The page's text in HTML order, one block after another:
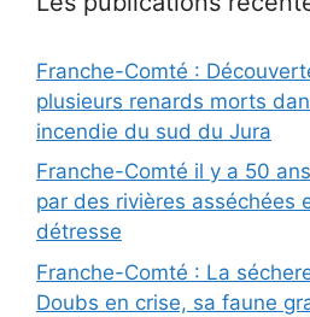
Franche-Comté :
plusieurs renards morts
incendie du sud du Jura
Franche-Comté il y a 50
par des rivières asséchées
détresse
Franche-Comté : La
Doubs en crise, sa faune